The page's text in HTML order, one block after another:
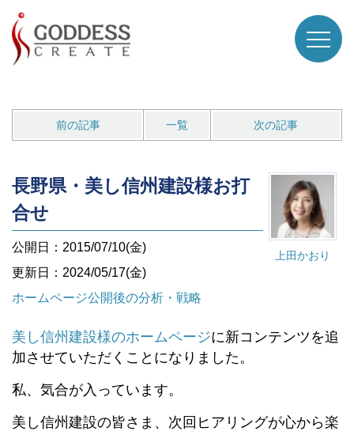
前の記事 一覧 次の記事
上田かおり
長野県・美し信州建設様お打
合せ
公開日：2015/07/10(金)
更新日：2024/05/17(金)
ホームページ公開後の分析・戦略
美し信州建設様のホームページに新コンテンツを追
加させていただくことになりました。
私、気合が入っています。
美し信州建設の皆さま、次回ヒアリングが心から楽